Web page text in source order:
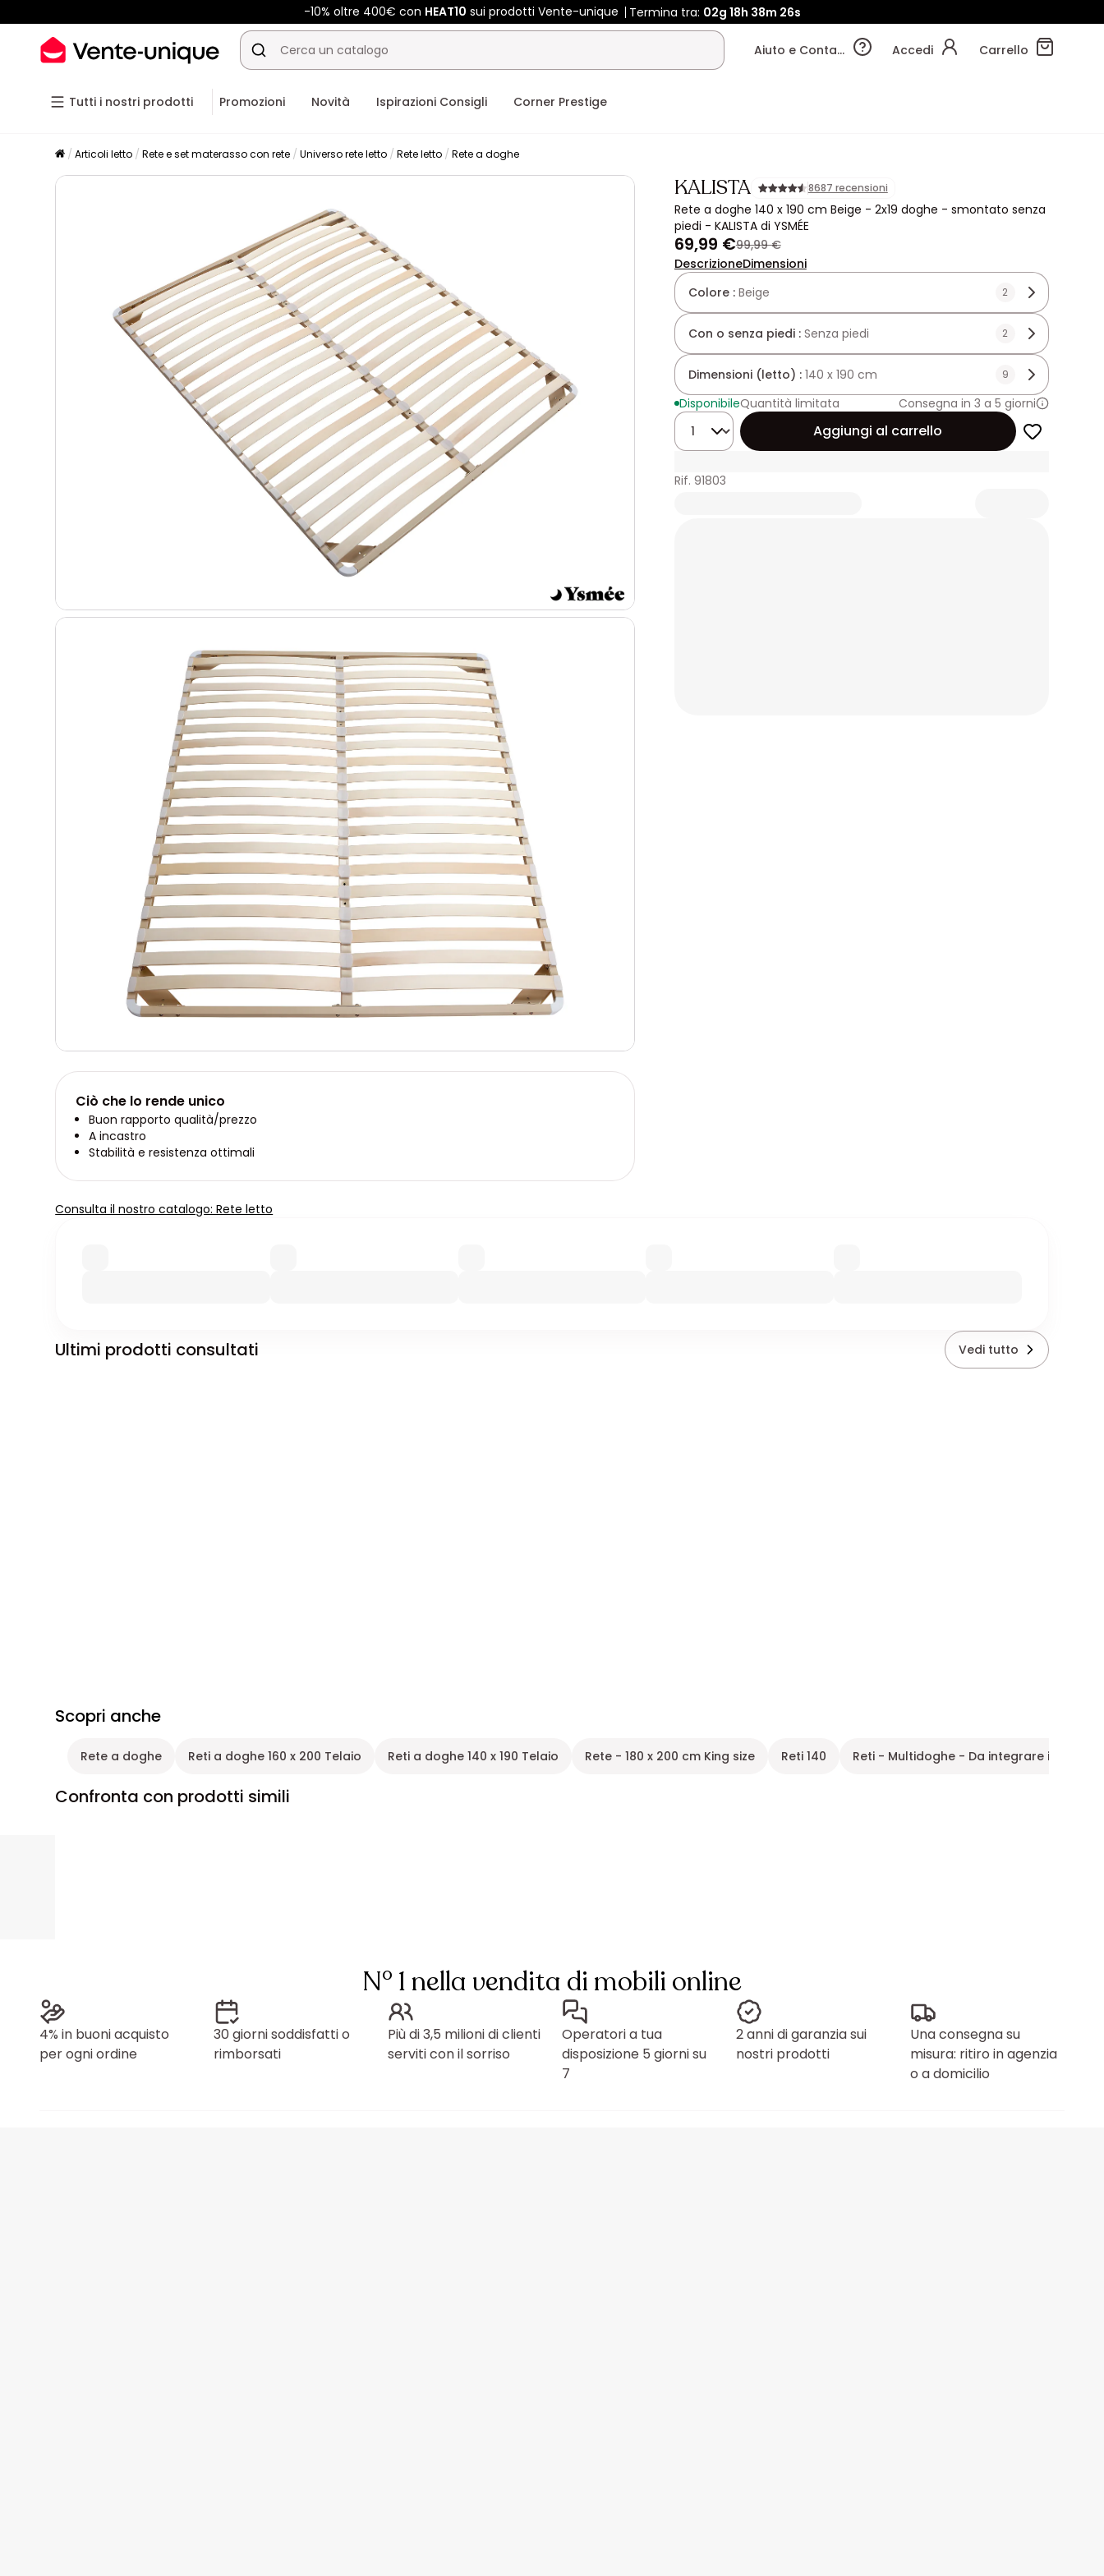
-10% oltre 400€ con HEAT10 sui prodotti Vente-unique Termina tra: 02g 18h 38m 25s
Aiuto e Contatti Accedi Carrello
Tutti i nostri prodotti Promozioni Novità Ispirazioni Consigli Corner Prestige
Articoli letto Rete e set materasso con rete Universo rete letto Rete letto Rete a doghe
KALISTA 8687 recensioni
Rete a doghe 140 x 190 cm Beige - 2x19 doghe - smontato senza
piedi - KALISTA di YSMÉE
69,99 €99,99 €
DescrizioneDimensioni
Colore : Beige 2
Con o senza piedi : Senza piedi 2
Dimensioni (letto) : 140 x 190 cm 9
DisponibileQuantità limitata
Consegna in 3 a 5 giorni
Quantità
Aggiungi al carrello
Rif. 91803
Ciò che lo rende unico
Buon rapporto qualità/prezzo
A incastro
Stabilità e resistenza ottimali
Consulta il nostro catalogo: Rete letto
Ultimi prodotti consultati Vedi tutto
Scopri anche
Rete a doghe Reti a doghe 160 x 200 Telaio Reti a doghe 140 x 190 Telaio Rete - 180 x 200 cm King size Reti 140 Reti - Multidoghe - Da integrare in un
Confronta con prodotti simili
N° 1 nella vendita di mobili online
4% in buoni acquisto
per ogni ordine
30 giorni soddisfatti o
rimborsati
Più di 3,5 milioni di clienti
serviti con il sorriso
Operatori a tua
disposizione 5 giorni su
7
2 anni di garanzia sui
nostri prodotti
Una consegna su
misura: ritiro in agenzia
o a domicilio